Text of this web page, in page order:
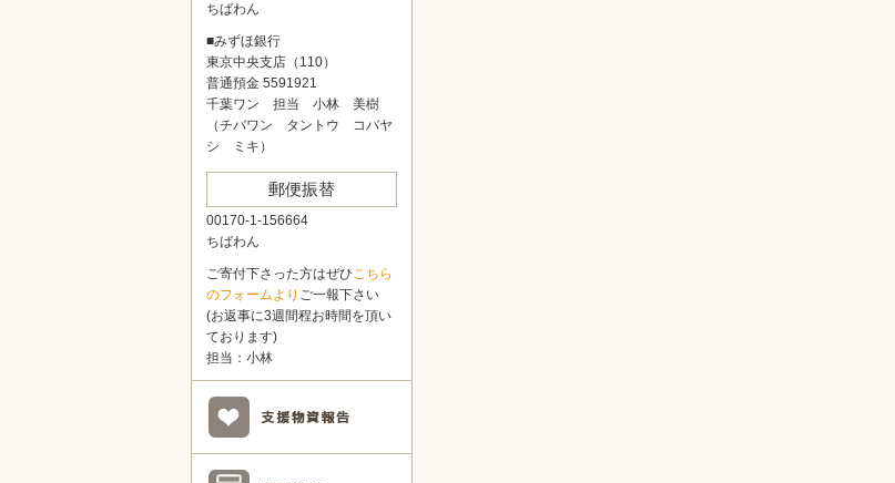
ちばわん
■みずほ銀行
東京中央支店（110）
普通預金 5591921
千葉ワン 担当 小林 美樹
（チバワン タントウ コバヤ
シ ミキ）
郵便振替
00170-1-156664
ちばわん
ご寄付下さった方はぜひこちら
のフォームより ご一報下さい
(お返事に3週間程お時間を頂い
ております)
担当：小林